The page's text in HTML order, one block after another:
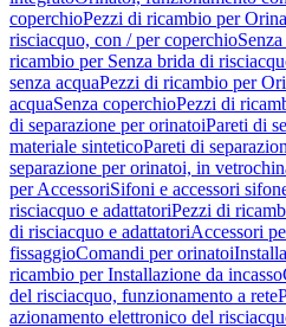
coperchioPezzi di ricambio per
risciacquo, con / per coperchio
ricambio per Senza brida di
senza acquaPezzi di ricambio per
acquaSenza coperchioPezzi di
di separazione per orinatoiPareti di
materiale sinteticoPareti di
separazione per orinatoi, in
per AccessoriSifoni e accessori
risciacquo e adattatoriPezzi di
di risciacquo e adattatoriAccessori
fissaggioComandi per orinatoi
ricambio per Installazione da incasso
del risciacquo, funzionamento a rete
azionamento elettronico del